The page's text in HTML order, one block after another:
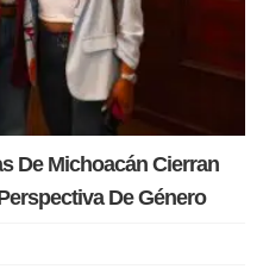
De Michoacán Cierran
De Género